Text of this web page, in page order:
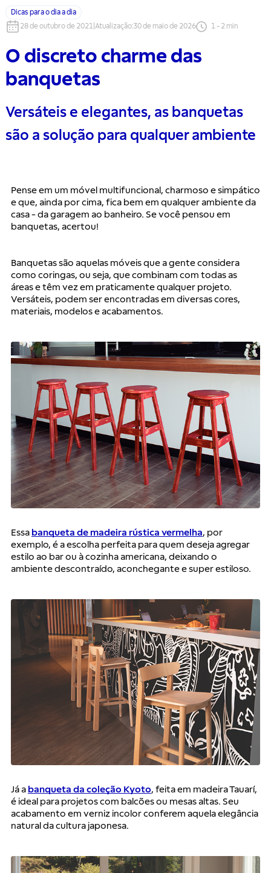
Dicas para o dia a dia
28 de outubro de 2021 Atualização:30 de maio de 2026 1- 2 min
O discreto charme das
banquetas
Versáteis e elegantes, as banquetas
são a solução para qualquer ambiente
Pense em um móvel multifuncional, charmoso e simpático
e que, ainda por cima, fica bem em qualquer ambiente da
casa - da garagem ao banheiro. Se você pensou em
banquetas, acertou!
Banquetas são aquelas móveis que a gente considera
como coringas, ou seja, que combinam com todas as
áreas e têm vez em praticamente qualquer projeto.
Versáteis, podem ser encontradas em diversas cores,
materiais, modelos e acabamentos.
Essa banqueta de madeira rústica vermelha, por
exemplo, é a escolha perfeita para quem deseja agregar
estilo ao bar ou à cozinha americana, deixando o
ambiente descontraído, aconchegante e super estiloso.
Já a banqueta da coleção Kyoto, feita em madeira Tauarí,
é ideal para projetos com balcões ou mesas altas. Seu
acabamento em verniz incolor conferem aquela elegância
natural da cultura japonesa.